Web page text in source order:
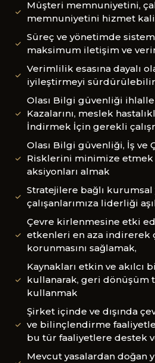
Müşteri memnuniyetini,
memnuniyetini hizmet
Süreç ve yönetimde sistem
maksimum iletişim ve
Verimlilik esasına dayalı
iyileştirmeyi
Olası Bilgi güvenliği
Kazalarını, meslek
İndirmek İçin gerekli
Olası Bilgi güvenliği, İş ve
Risklerini minimize
aksiyonları almak
Stratejilere bağlı
çalışanlarımıza liderliği
Çevre kirlenmesine etki
etkenleri en aza indirerek
korunmasını sağlamak,
Kaynakları etkin ve akılcı
kullanarak, geri dönüşüm
kullanmak
Şirket içinde ve dışında
ve bilinçlendirme
bu tür faaliyetlere destek
Mevcut yasalardan doğan